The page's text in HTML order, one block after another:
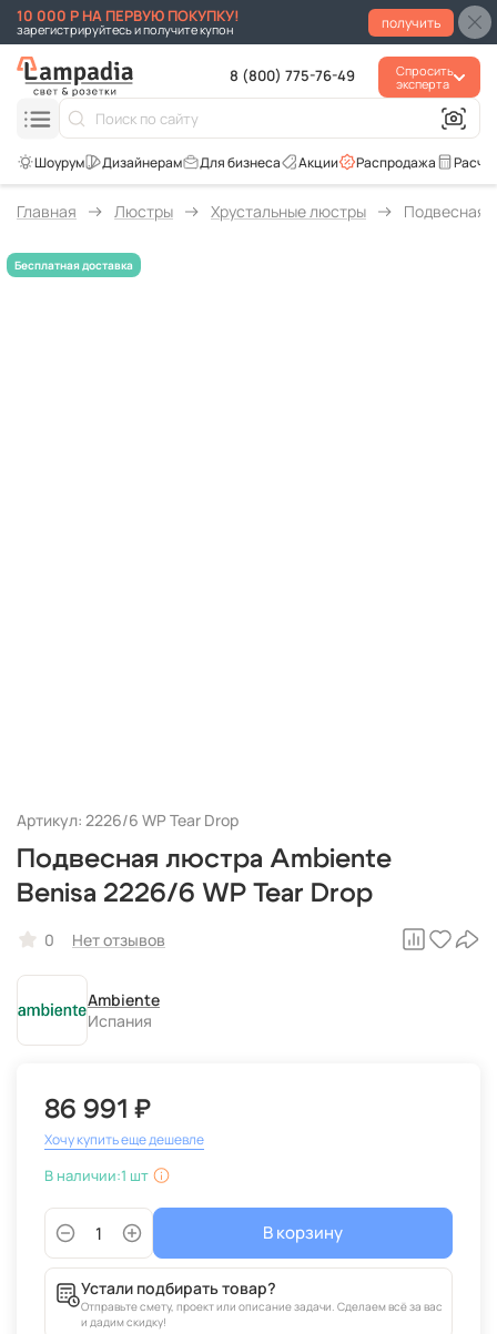
10 000 Р НА ПЕРВУЮ ПОКУПКУ!
зарегистрируйтесь и получите купон получить
8 (800) 775-76-49
Спросить
эксперта
Распродажа
Акции
Для бизнеса
Главная Люстры Хрустальные люстры Подвесная
Артикул: 2226/6 WP Tear Drop
Подвесная люстра Ambiente
Benisa 2226/6 WP Tear Drop
0 Нет отзывов
Ambiente
Испания
86 991 ₽
Хочу купить еще дешевле
В наличии:1 шт
В корзину
Устали подбирать товар?
Отправьте смету, проект или описание задачи. Сделаем всё за вас
и дадим скидку!